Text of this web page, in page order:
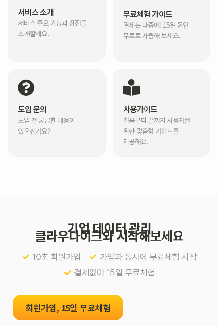
서비스 소개
서비스 주요 기능과 장점을
소개할게요.
무료체험 가이드
결제는 나중에! 15일 동안
무료로 사용해 보세요.
도입 문의
도입 전 궁금한 내용이
있으신가요?
사용가이드
처음부터 끝까지 사용자를
위한 맞춤형 가이드를
제공해요.
기업 데이터 관리
클라우다이크와 시작해보세요
10초 회원가입
가입과 동시에 무료체험 시작
결제없이 15일 무료체험
회원가입, 15일 무료체험